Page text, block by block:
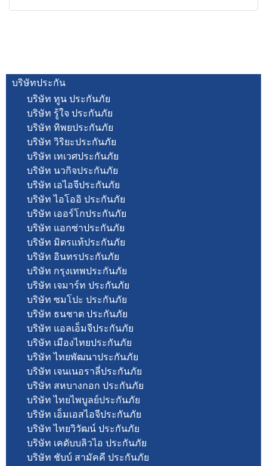
บริษัทประกัน
บริษัท ทูน ประกันภัย
บริษัท รู้ใจ ประกันภัย
บริษัท ทิพยประกันภัย
บริษัท วิริยะประกันภัย
บริษัท เทเวศประกันภัย
บริษัท นวกิจประกันภัย
บริษัท เอไอจีประกันภัย
บริษัท ไอโออิ ประกันภัย
บริษัท เออร์โกประกันภัย
บริษัท แอกซ่าประกันภัย
บริษัท มิตรแท้ประกันภัย
บริษัท อินทรประกันภัย
บริษัท กรุงเทพประกันภัย
บริษัท เจมาร์ท ประกันภัย
บริษัท ซมโปะ ประกันภัย
บริษัท ธนชาต ประกันภัย
บริษัท แอลเอ็มจีประกันภัย
บริษัท เมืองไทยประกันภัย
บริษัท ไทยพัฒนาประกันภัย
บริษัท เจนเนอราลี่ประกันภัย
บริษัท สหบางกอก ประกันภัย
บริษัท ไทยไพบูลย์ประกันภัย
บริษัท เอ็มเอสไอจีประกันภัย
บริษัท ไทยวิวัฒน์ ประกันภัย
บริษัท เคดับบลิวไอ ประกันภัย
บริษัท ชับบ์ สามัคคี ประกันภัย